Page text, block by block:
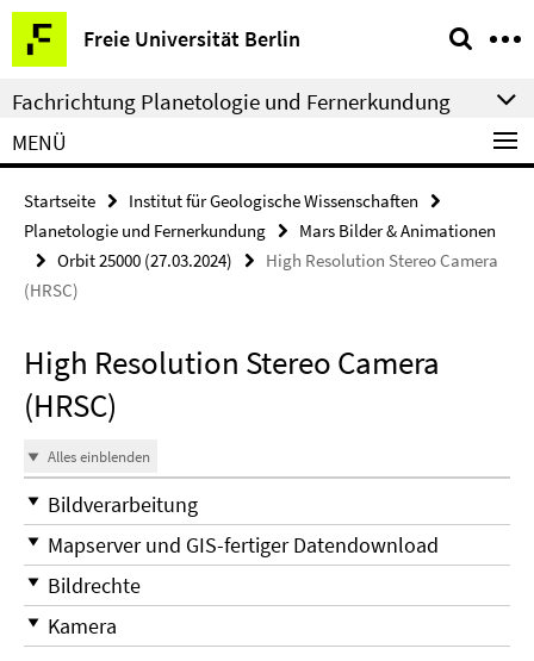
Springe
direkt
zu
Inhalt
Freie Universität Berlin
Service-
Navigation
Fachrichtung Planetologie und Fernerkundung
MENÜ
Startseite
Institut für Geologische Wissenschaften
Planetologie und Fernerkundung
Mars Bilder & Animationen
Orbit 25000 (27.03.2024)
High Resolution Stereo Camera
(HRSC)
High Resolution Stereo Camera
(HRSC)
Alles einblenden
Bildverarbeitung
Mapserver und GIS-fertiger Datendownload
Bildrechte
Kamera